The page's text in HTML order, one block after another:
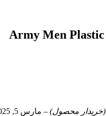
Army Men Plastic
(خریدار محصول) – مارس 5, 2025